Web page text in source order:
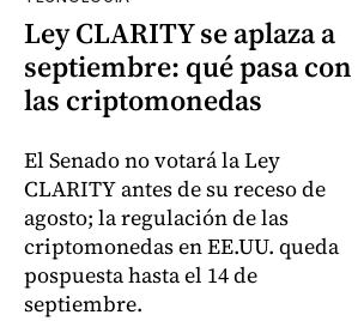
Ley CLARITY se aplaza a
septiembre: qué pasa con
las criptomonedas
El Senado no votará la Ley
CLARITY antes de su receso de
agosto; la regulación de las
criptomonedas en EE.UU. queda
pospuesta hasta el 14 de
septiembre.